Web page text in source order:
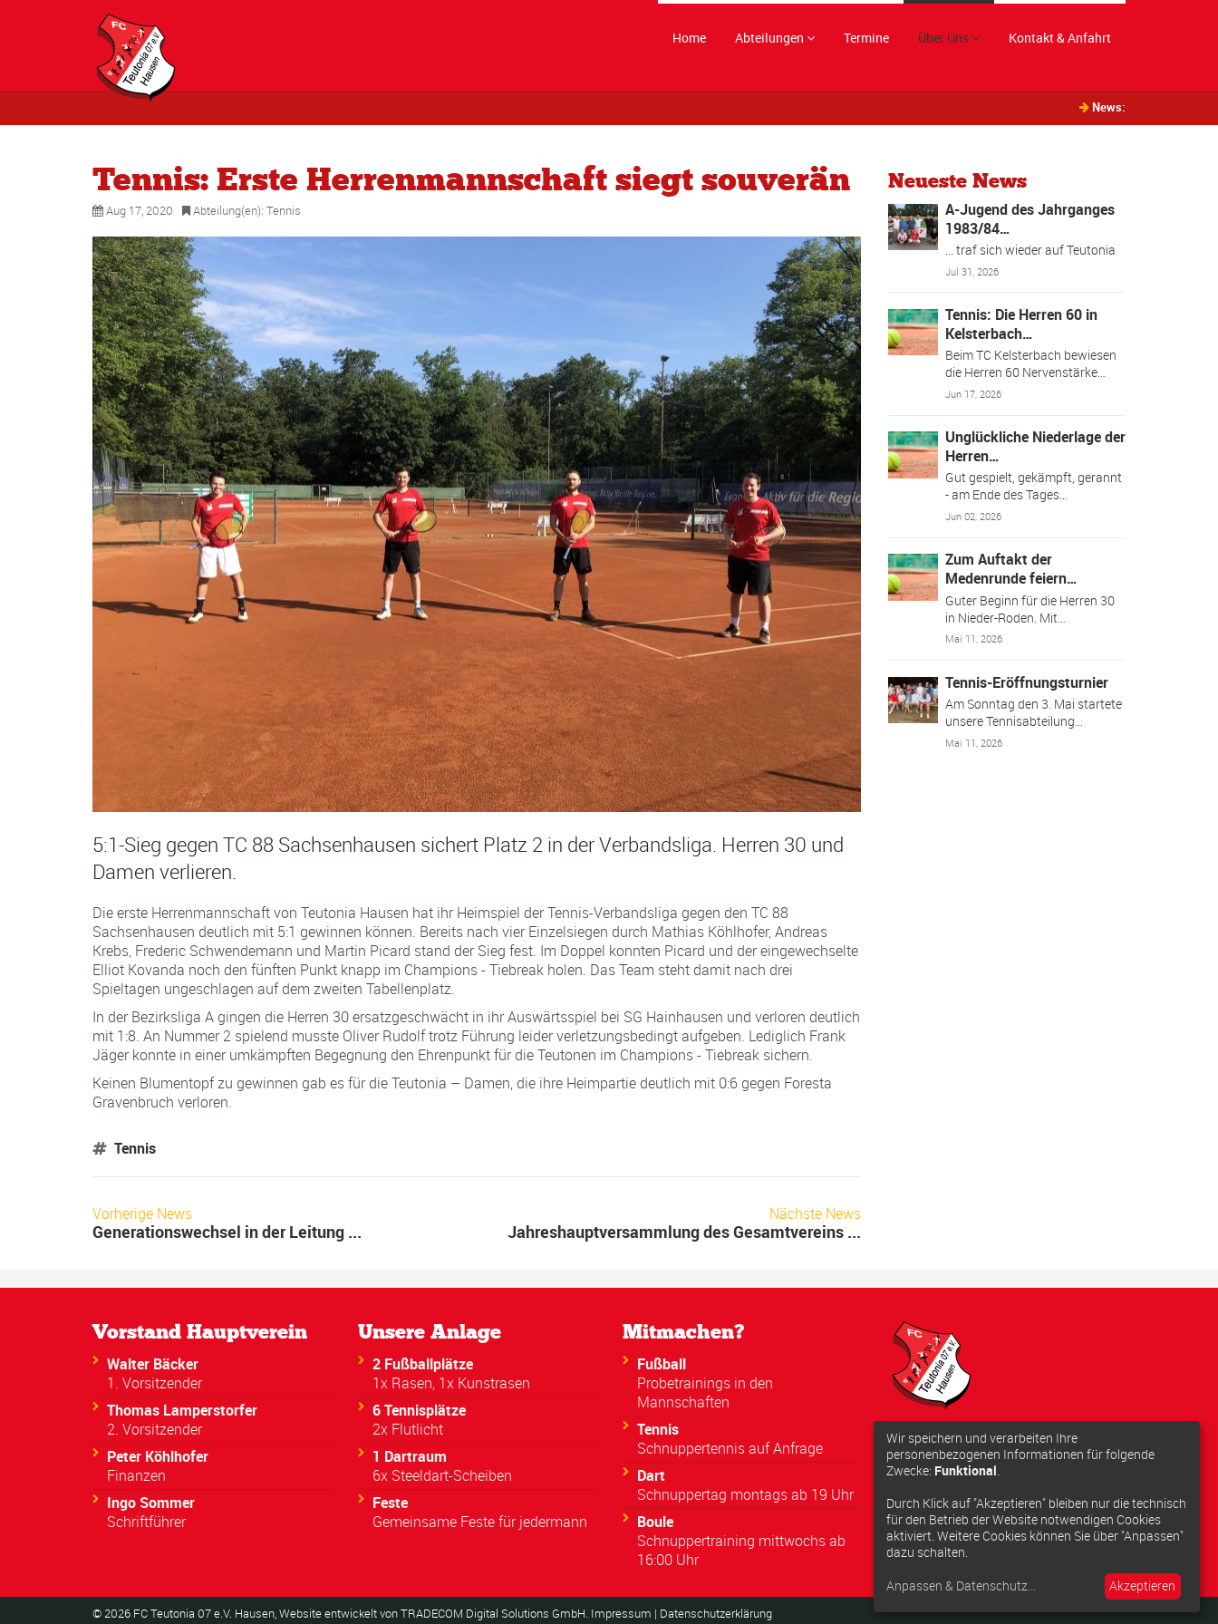
Home Abteilungen Termine Über Uns Kontakt & Anfahrt
News:
Tennis: Erste Herrenmannschaft siegt souverän
Aug 17, 2020 Abteilung(en): Tennis
5:1-Sieg gegen TC 88 Sachsenhausen sichert Platz 2 in der Verbandsliga. Herren 30 und
Damen verlieren.
Die erste Herrenmannschaft von Teutonia Hausen hat ihr Heimspiel der Tennis-Verbandsliga gegen den TC 88
Sachsenhausen deutlich mit 5:1 gewinnen können. Bereits nach vier Einzelsiegen durch Mathias Köhlhofer, Andreas
Krebs, Frederic Schwendemann und Martin Picard stand der Sieg fest. Im Doppel konnten Picard und der eingewechselte
Elliot Kovanda noch den fünften Punkt knapp im Champions - Tiebreak holen. Das Team steht damit nach drei
Spieltagen ungeschlagen auf dem zweiten Tabellenplatz.
In der Bezirksliga A gingen die Herren 30 ersatzgeschwächt in ihr Auswärtsspiel bei SG Hainhausen und verloren deutlich
mit 1:8. An Nummer 2 spielend musste Oliver Rudolf trotz Führung leider verletzungsbedingt aufgeben. Lediglich Frank
Jäger konnte in einer umkämpften Begegnung den Ehrenpunkt für die Teutonen im Champions - Tiebreak sichern.
Keinen Blumentopf zu gewinnen gab es für die Teutonia – Damen, die ihre Heimpartie deutlich mit 0:6 gegen Foresta
Gravenbruch verloren.
Tennis
Vorherige News
Generationswechsel in der Leitung ...
Nächste News
Jahreshauptversammlung des Gesamtvereins ...
Neueste News
A-Jugend des Jahrganges
1983/84…
... traf sich wieder auf Teutonia
Jul 31, 2026
Tennis: Die Herren 60 in
Kelsterbach…
Beim TC Kelsterbach bewiesen
die Herren 60 Nervenstärke…
Jun 17, 2026
Unglückliche Niederlage der
Herren…
Gut gespielt, gekämpft, gerannt
- am Ende des Tages…
Jun 02, 2026
Zum Auftakt der
Medenrunde feiern…
Guter Beginn für die Herren 30
in Nieder-Roden. Mit…
Mai 11, 2026
Tennis-Eröffnungsturnier
Am Sonntag den 3. Mai startete
unsere Tennisabteilung…
Mai 11, 2026
Vorstand Hauptverein
Walter Bäcker
1. Vorsitzender
Thomas Lamperstorfer
2. Vorsitzender
Peter Köhlhofer
Finanzen
Ingo Sommer
Schriftführer
Unsere Anlage
2 Fußballplätze
1x Rasen, 1x Kunstrasen
6 Tennisplätze
2x Flutlicht
1 Dartraum
6x Steeldart-Scheiben
Feste
Gemeinsame Feste für jedermann
Mitmachen?
Fußball
Probetrainings in den
Mannschaften
Tennis
Schnuppertennis auf Anfrage
Dart
Schnuppertag montags ab 19 Uhr
Boule
Schnuppertraining mittwochs ab
16:00 Uhr
Adresse:
Schwarzbachstraße 10, 63179
Obertshausen
Anfahrt berechnen
©2026 FC Teutonia 07 e.V. Hausen, Website entwickelt vonTRADECOM Digital Solutions GmbH. Impressum | Datenschutzerklärung
Wir speichern und verarbeiten Ihre
personenbezogenen Informationen für folgende
Zwecke: Funktional.
Durch Klick auf "Akzeptieren" bleiben nur die technisch
für den Betrieb der Website notwendigen Cookies
aktiviert. Weitere Cookies können Sie über "Anpassen"
dazu schalten.
Anpassen & Datenschutz... Akzeptieren